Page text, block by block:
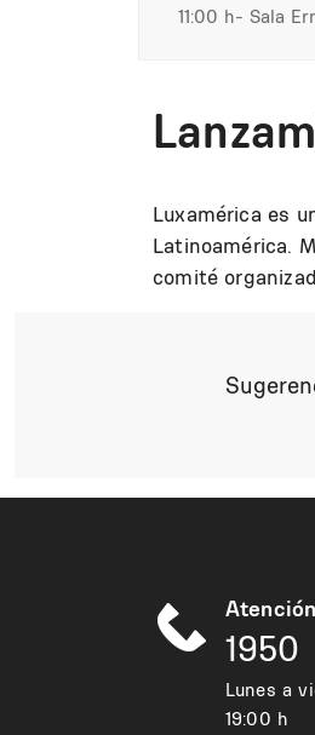
11:00 h Sala
Luxamérica es
Latinoamérica.
comité
1950
Lunes a
19:00 h